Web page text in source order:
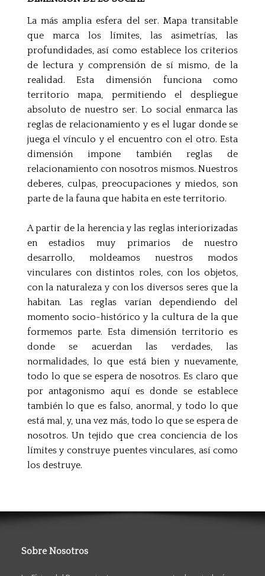
La más amplia esfera del ser. Mapa transitable
que marca los límites, las asimetrías, las
profundidades, así como establece los criterios
de lectura y comprensión de sí mismo, de la
realidad. Esta dimensión funciona como
territorio mapa, permitiendo el despliegue
absoluto de nuestro ser. Lo social enmarca las
reglas de relacionamiento y es el lugar donde se
juega el vínculo y el encuentro con el otro. Esta
dimensión impone también reglas de
relacionamiento con nosotros mismos. Nuestros
deberes, culpas, preocupaciones y miedos, son
parte de la fauna que habita en este territorio.
A partir de la herencia y las reglas interiorizadas
en estadios muy primarios de nuestro
desarrollo, moldeamos nuestros modos
vinculares con distintos roles, con los objetos,
con la naturaleza y con los diversos seres que la
habitan. Las reglas varían dependiendo del
momento socio-histórico y la cultura de la que
formemos parte. Esta dimensión territorio es
donde se acuerdan las verdades, las
normalidades, lo que está bien y nuevamente,
todo lo que se espera de nosotros. Es claro que
por antagonismo aquí es donde se establece
también lo que es falso, anormal, y todo lo que
está mal, y, una vez más, todo lo que se espera de
nosotros. Un tejido que crea conciencia de los
límites y construye puentes vinculares, así como
los destruye.
Sobre Nosotros